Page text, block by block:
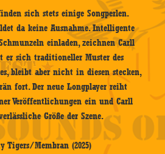
sich stets einige Songperlen.
da keine Ausnahme. Intelligente
einladen, zeichnen Carll
er sich traditioneller Muster des
bleibt aber nicht in diesen stecken,
fort. Der neue Longplayer reiht
Veröffentlichungen ein und Carll
Größe der Szene.
Tigers/Membran (2025)